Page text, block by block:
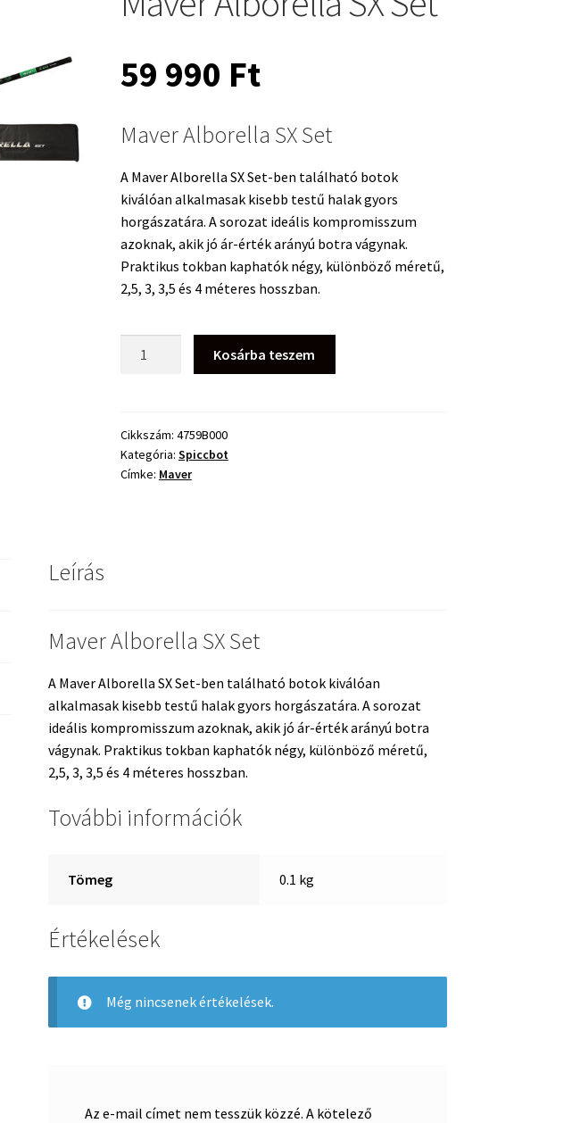
59 990 Ft
Maver Alborella SX Set
A Maver Alborella SX Set-ben található botok
kiválóan alkalmasak kisebb testű halak gyors
horgászatára. A sorozat ideális kompromisszum
azoknak, akik jó ár-érték arányú botra vágynak.
Praktikus tokban kaphatók négy, különböző méretű,
2,5, 3, 3,5 és 4 méteres hosszban.
mennyiség
Kosárba teszem
Cikkszám: 4759B000
Kategória: Spiccbot
Címke: Maver
Leírás
Maver Alborella SX Set
A Maver Alborella SX Set-ben található botok kiválóan
alkalmasak kisebb testű halak gyors horgászatára. A sorozat
ideális kompromisszum azoknak, akik jó ár-érték arányú botra
vágynak. Praktikus tokban kaphatók négy, különböző méretű,
2,5, 3, 3,5 és 4 méteres hosszban.
További információk
Tömeg 0.1 kg
Értékelések
Még nincsenek értékelések.
Az e-mail címet nem tesszük közzé. A kötelező